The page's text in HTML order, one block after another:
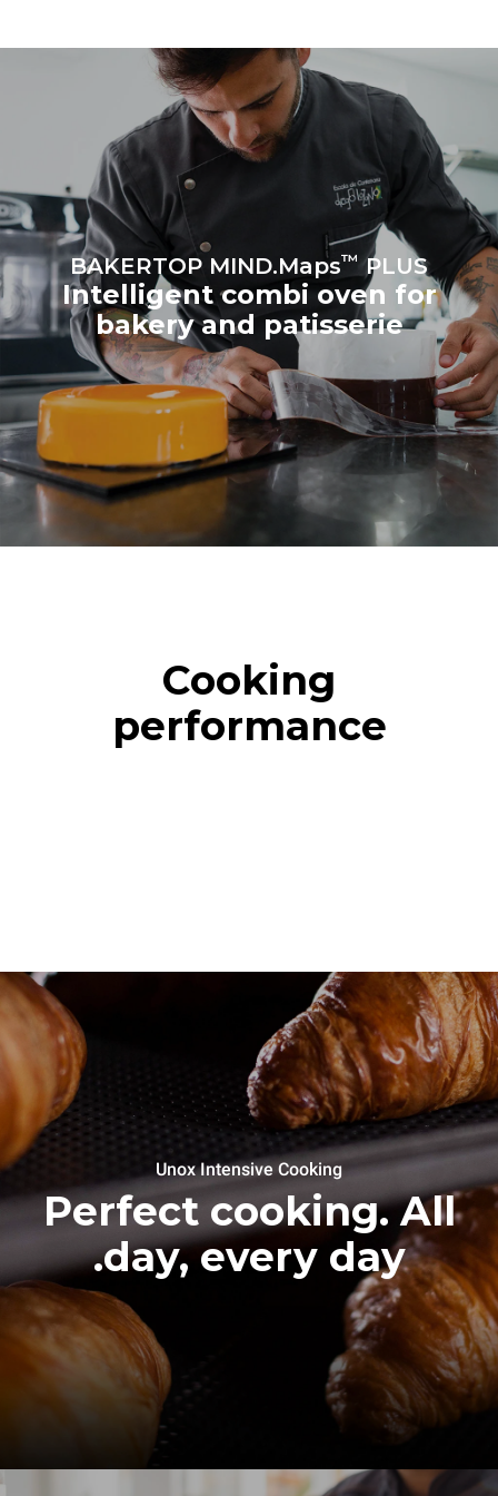
BAKERTOP MIND.Maps™ PLUS
Intelligent combi oven for
bakery and patisserie
Cooking
performance
Unox Intensive Cooking
Perfect cooking. All
day, every day.